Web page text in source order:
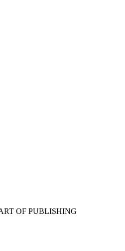
OF PUBLISHING